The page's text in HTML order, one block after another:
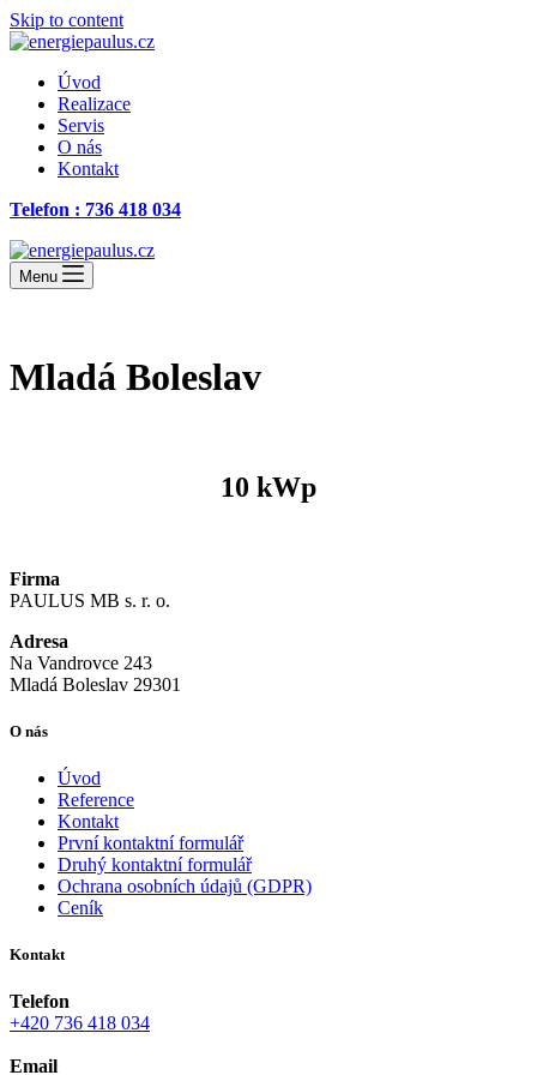
Skip to content
Úvod
Realizace
Servis
O nás
Kontakt
Telefon : 736 418 034
Menu
Mladá Boleslav
10 kWp
Firma
PAULUS MB s. r. o.
Adresa
Na Vandrovce 243
Mladá Boleslav 29301
O nás
Úvod
Reference
Kontakt
První kontaktní formulář
Druhý kontaktní formulář
Ochrana osobních údajů (GDPR)
Ceník
Kontakt
Telefon
+420 736 418 034
Email